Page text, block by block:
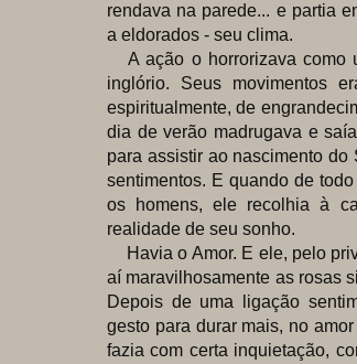
rendava na parede... e partia
a eldorados - seu clima.
A ação o horrorizava como
inglório. Seus movimentos
espiritualmente, de
dia de verão madrugava e
para assistir ao nascimento
sentimentos. E quando de
os homens, ele recolhia à
realidade de seu sonho.
Havia o Amor. E ele, pelo
aí maravilhosamente as rosas
Depois de uma ligação
gesto para durar mais, no
fazia com certa inquietação,